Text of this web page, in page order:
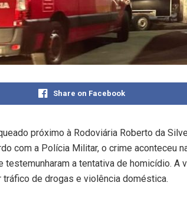
Share on Facebook
próximo à Rodoviária Roberto da
com a Polícia Militar, o crime aconteceu
testemunharam a tentativa de homicídio. A
de drogas e violência doméstica.